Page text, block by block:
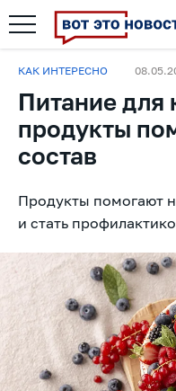
КАК ИНТЕРЕСНО
Питание для
продукты
состав
Продукты помогают
и стать